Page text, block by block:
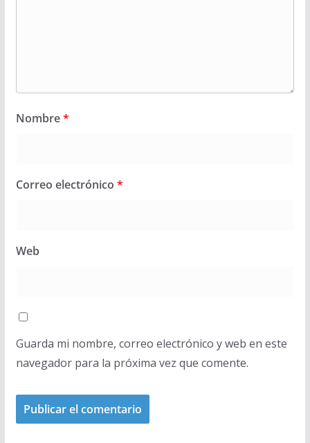
Nombre*
Correo electrónico *
Web
Guarda mi nombre, correo electrónico y web en este
navegador para la próxima vez que comente.